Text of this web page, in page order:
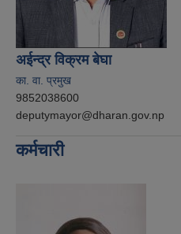
अईन्द्र विक्रम बेघा
का. वा. प्रमुख
9852038600
deputymayor@dharan.gov.np
कर्मचारी